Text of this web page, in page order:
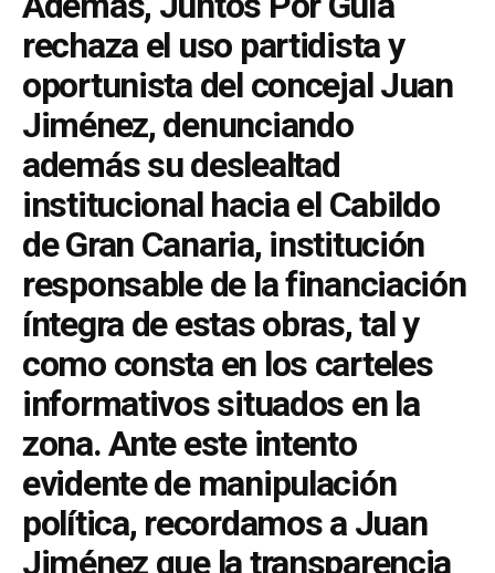
rechaza el uso partidista y
oportunista del concejal Juan
Jiménez, denunciando
además su deslealtad
institucional hacia el Cabildo
de Gran Canaria, institución
responsable de la financiación
íntegra de estas obras, tal y
como consta en los carteles
informativos situados en la
zona. Ante este intento
evidente de manipulación
política, recordamos a Juan
Jiménez que la transparencia